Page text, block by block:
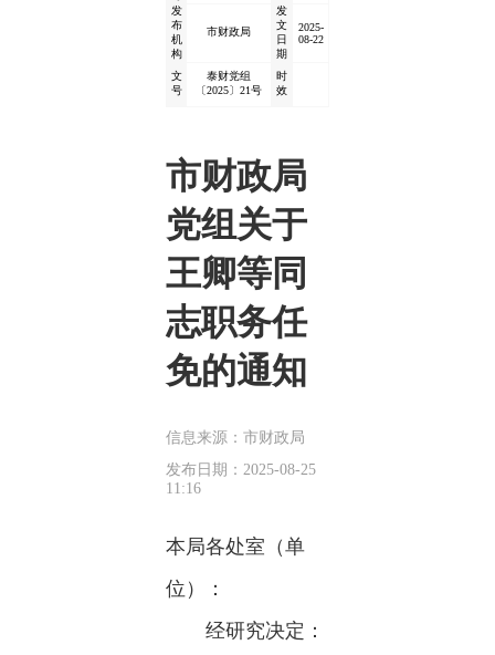
发
布
机
构
市财政局
发
文
日
期
2025-
08-22
文
号
泰财党组
〔2025〕21号
时
效
市财政局
党组关于
王卿等同
志职务任
免的通知
信息来源：市财政局
发布日期：2025-08-25
11:16
本局各处室（单
位）：
经研究决定：